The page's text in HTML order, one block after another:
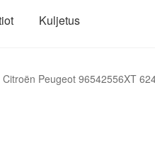
Kuljetus
Peugeot 96542556XT